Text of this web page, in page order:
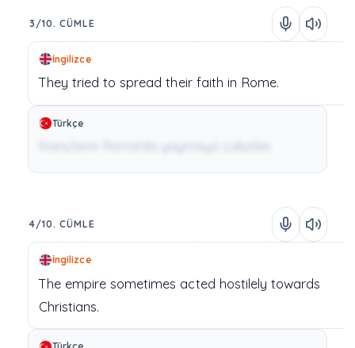
3/10. CÜMLE
İngilizce
They tried to spreadtheir faith in Rome.
Türkçe
4/10. CÜMLE
İngilizce
The empire sometimes acted hostilely towards
Christians.